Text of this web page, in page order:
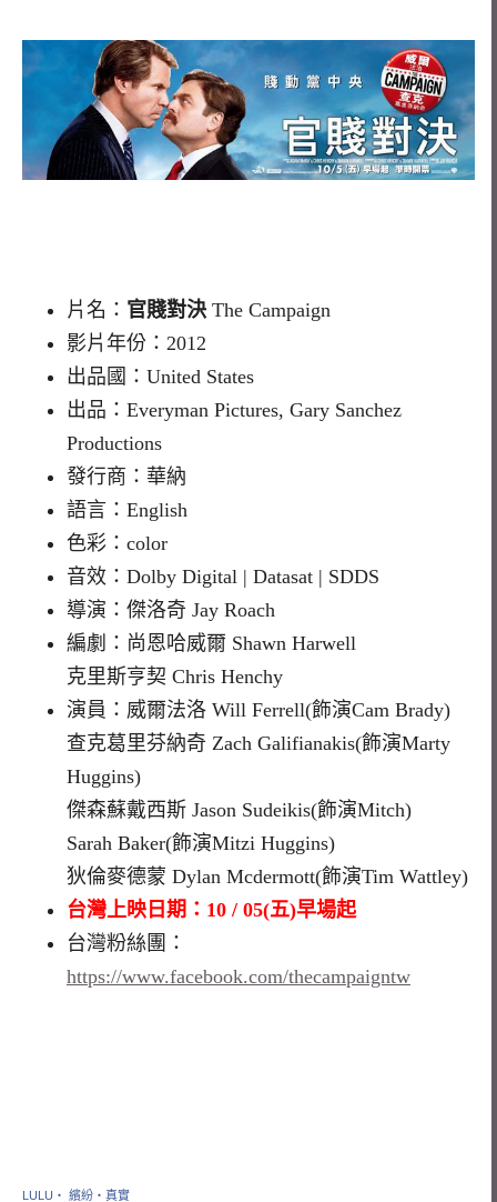
片名： 官賤對決 The Campaign
影片年份：2012
出品國：United States
出品：Everyman Pictures, Gary Sanchez
Productions
發行商：華納
語言：English
色彩：color
音效：Dolby Digital | Datasat | SDDS
導演：傑洛奇 Jay Roach
編劇：尚恩哈威爾 Shawn Harwell
克里斯亨契 Chris Henchy
演員：威爾法洛 Will Ferrell(飾演Cam Brady)
查克葛里芬納奇 Zach Galifianakis(飾演Marty
Huggins)
傑森蘇戴西斯 Jason Sudeikis(飾演Mitch)
Sarah Baker(飾演Mitzi Huggins)
狄倫麥德蒙 Dylan Mcdermott(飾演Tim Wattley)
台灣上映日期：10 / 05(五)早場起
台灣粉絲團：
https://www.facebook.com/thecampaigntw
LULU‧ 繽紛‧真實